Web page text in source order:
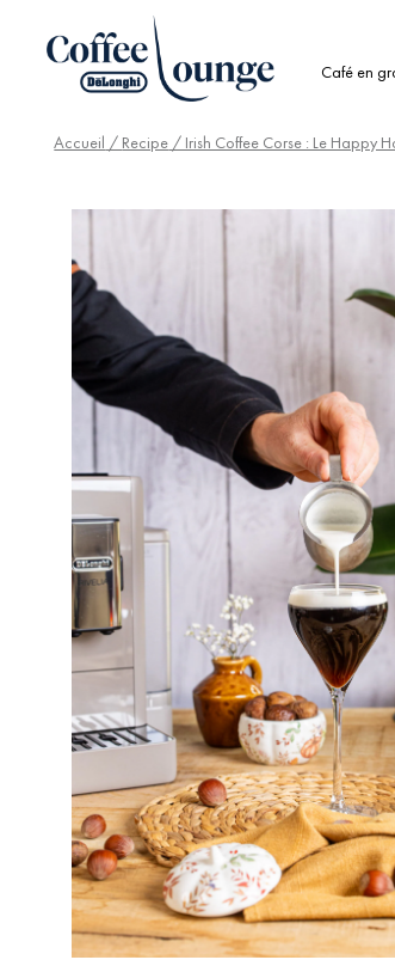
Café en
Accueil / Recipe / Irish Coffee Corse : Le Happy